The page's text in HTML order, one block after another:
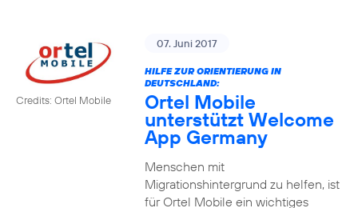
Credits: Ortel Mobile
07. Juni 2017
HILFE ZUR ORIENTIERUNG IN
DEUTSCHLAND:
Ortel Mobile
unterstützt Welcome
App Germany
Menschen mit
Migrationshintergrund zu helfen, ist
für Ortel Mobile ein wichtiges